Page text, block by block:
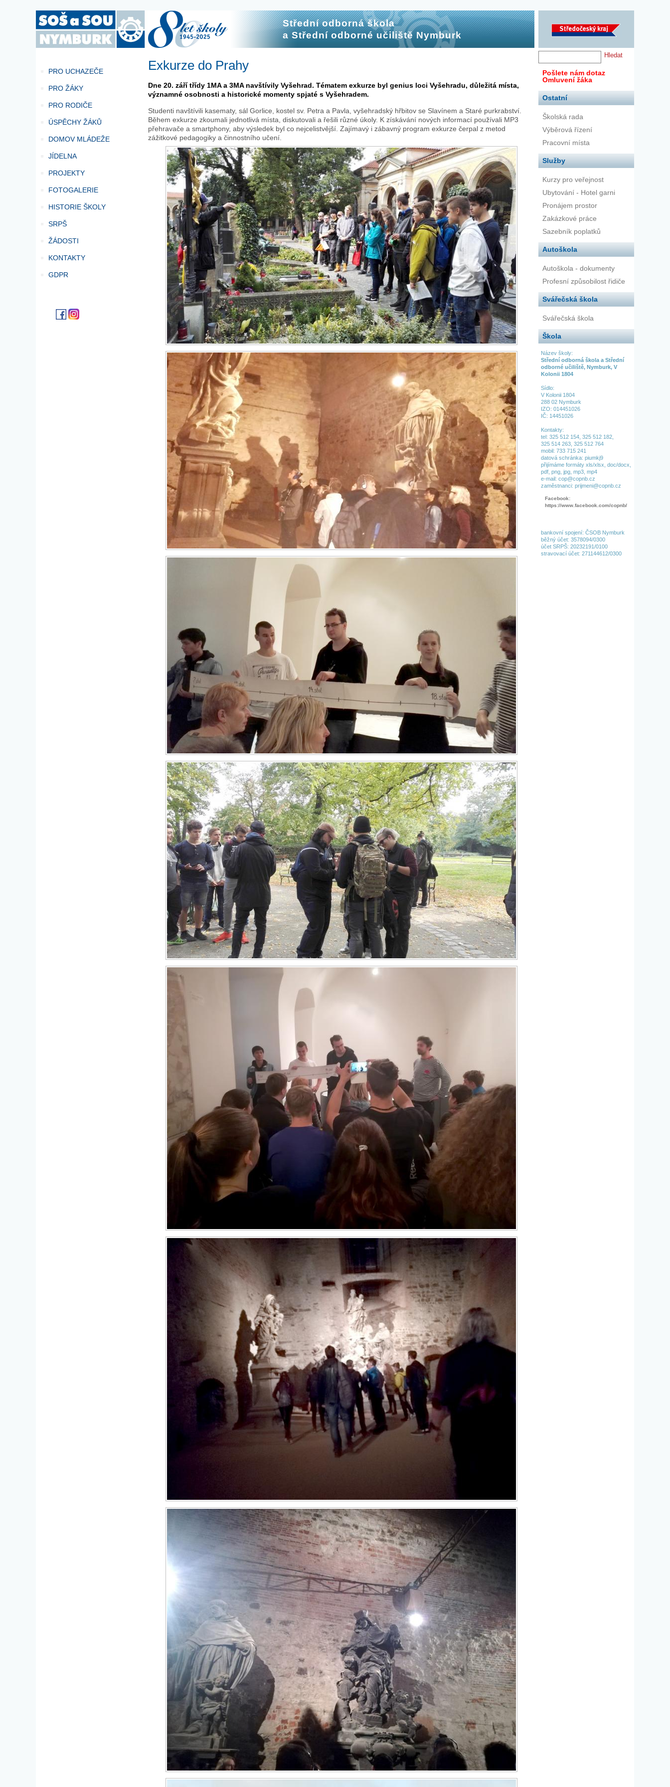
PRO UCHAZEČE
PRO ŽÁKY
PRO RODIČE
ÚSPĚCHY ŽÁKŮ
DOMOV MLÁDEŽE
JÍDELNA
PROJEKTY
FOTOGALERIE
HISTORIE ŠKOLY
SRPŠ
ŽÁDOSTI
KONTAKTY
GDPR
Střední odborná škola
a Střední odborné učiliště Nymburk
Exkurze do Prahy
Dne 20. září třídy 1MA a 3MA navštívily Vyšehrad. Tématem exkurze byl genius loci Vyšehradu, důležitá místa,
významné osobnosti a historické momenty spjaté s Vyšehradem.
Studenti navštívili kasematy, sál Gorlice, kostel sv. Petra a Pavla, vyšehradský hřbitov se Slavínem a Staré purkrabství.
Během exkurze zkoumali jednotlivá místa, diskutovali a řešili různé úkoly. K získávání nových informací používali MP3
přehravače a smartphony, aby výsledek byl co nejcelistvější. Zajímavý i zábavný program exkurze čerpal z metod
zážitkové pedagogiky a činnostního učení.
Pošlete nám dotaz
Omluvení žáka
Ostatní
Školská rada
Výběrová řízení
Pracovní místa
Služby
Kurzy pro veřejnost
Ubytování - Hotel garni
Pronájem prostor
Zakázkové práce
Sazebník poplatků
Autoškola
Autoškola - dokumenty
Profesní způsobilost řidiče
Svářečská škola
Svářečská škola
Škola
Název školy:
Střední odborná škola a Střední
odborné učiliště, Nymburk, V
Kolonii 1804
Sídlo:
V Kolonii 1804
288 02 Nymburk
IZO: 014451026
IČ: 14451026
Kontakty:
tel: 325 512 154, 325 512 182,
325 514 263, 325 512 764
mobil: 733 715 241
datová schránka: piumkj9
přijímáme formáty xls/xlsx, doc/docx,
pdf, png, jpg, mp3, mp4
e-mail: cop@copnb.cz
zaměstnanci: prijmeni@copnb.cz
Facebook:
https://www.facebook.com/copnb/
bankovní spojení: ČSOB Nymburk
běžný účet: 3578094/0300
účet SRPŠ: 20232191/0100
stravovací účet: 271144612/0300